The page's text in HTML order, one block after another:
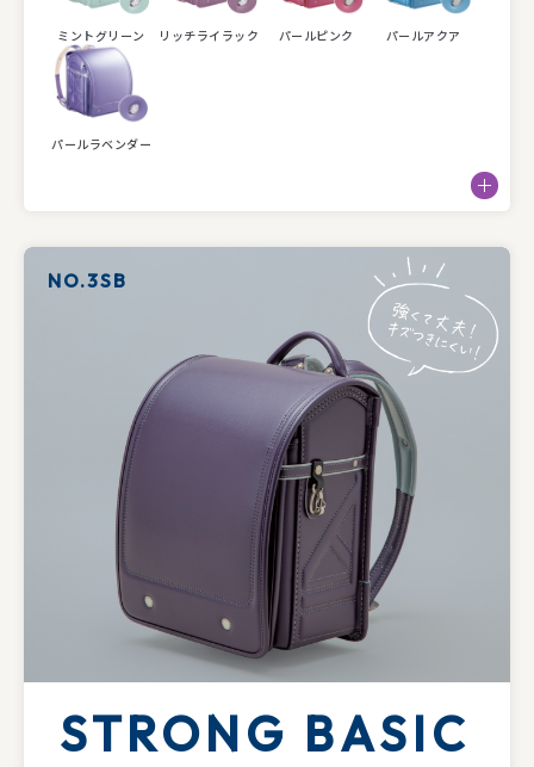
ミントグリーン リッチライラック パールピンク パールアクア
パールラベンダー
NO.3SB
STRONG BASIC